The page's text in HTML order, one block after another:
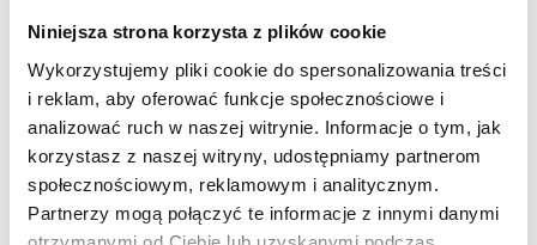
Niniejsza strona korzysta z plików cookie
Wykorzystujemy pliki cookie do spersonalizowania treści
i reklam, aby oferować funkcje społecznościowe i
analizować ruch w naszej witrynie. Informacje o tym, jak
korzystasz z naszej witryny, udostępniamy partnerom
społecznościowym, reklamowym i analitycznym.
Partnerzy mogą połączyć te informacje z innymi danymi
W przypadku schorzenia, które trwa długo, ma
obrzęk, doszło do uszkodzenia nerwu i nie reaguje na
leczenie zachowawcze, zaleca się wykonanie zabiegu
transpozycji.
Przeciwwskazaniami do zabiegu jest miejscowa rana w
miejscu planowanego wykonania cięcia oraz
ogólnoustrojowa infekcja.